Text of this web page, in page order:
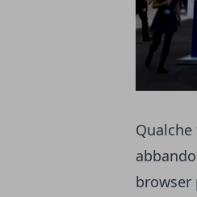
browser